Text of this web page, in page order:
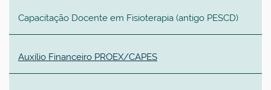
Capacitação Docente em Fisioterapia (antigo PESCD)
Auxílio Financeiro PROEX/CAPES